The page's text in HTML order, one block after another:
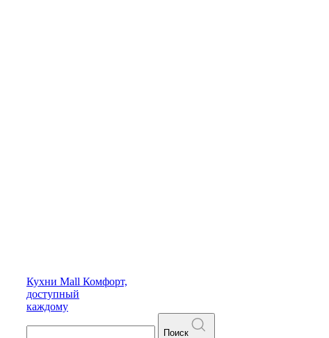
Кухни Mall Комфорт,
доступный
каждому
Поиск